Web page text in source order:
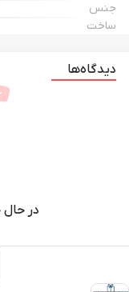
جنس
ساخت
دیدگاه‌ها
در